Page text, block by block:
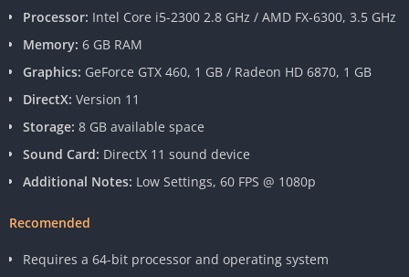
Processor: Intel Core i5-2300 2.8 GHz / AMD FX-6300, 3.5 GHz
Memory: 6 GB RAM
Graphics: GeForce GTX 460, 1 GB / Radeon HD 6870, 1 GB
DirectX: Version 11
Storage: 8 GB available space
Sound Card: DirectX 11 sound device
Additional Notes: Low Settings, 60 FPS @ 1080p
Recomended
Requires a 64-bit processor and operating system